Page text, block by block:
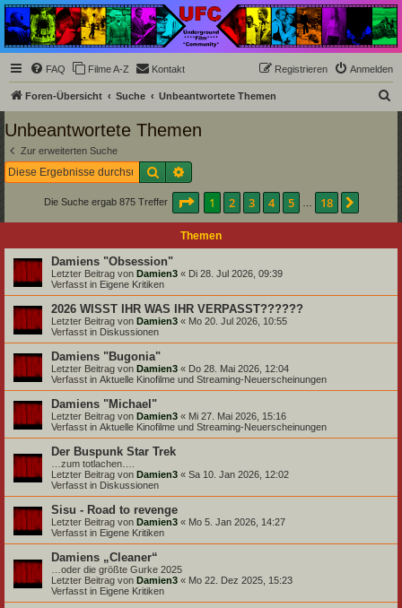
Underground Film
Community
Die Underground Film Community ist ein deutschsprachiges Filmforum und ein Paradies
für Cineasten und Filmsüchtige jenseits des Mainstreams.
FAQ Filme A-Z Kontakt Anmelden
Registrieren
Foren-Übersicht Suche Unbeantwortete Themen
Unbeantwortete Themen
Zur erweiterten Suche
Suche
Die Suche ergab 875 Treffer Seite 1von 18
1 2 3 4 5 18
Themen
Damiens "Obsession"
Letzter Beitrag von Damien3 « Di 28. Jul 2026, 09:39
Verfasst in Eigene Kritiken
2026 WISST IHR WAS IHR VERPASST??????
Letzter Beitrag von Damien3 « Mo 20. Jul 2026, 10:55
Verfasst in Diskussionen
Damiens "Bugonia"
Letzter Beitrag von Damien3 « Do 28. Mai 2026, 12:04
Verfasst in Aktuelle Kinofilme und Streaming-Neuerscheinungen
Damiens "Michael"
Letzter Beitrag von Damien3 « Mi 27. Mai 2026, 15:16
Verfasst in Aktuelle Kinofilme und Streaming-Neuerscheinungen
Der Buspunk Star Trek
…zum totlachen….
Letzter Beitrag von Damien3 « Sa 10. Jan 2026, 12:02
Verfasst in Diskussionen
Sisu - Road to revenge
Letzter Beitrag von Damien3 « Mo 5. Jan 2026, 14:27
Verfasst in Eigene Kritiken
Damiens „Cleaner“
…oder die größte Gurke 2025
Letzter Beitrag von Damien3 « Mo 22. Dez 2025, 15:23
Verfasst in Eigene Kritiken